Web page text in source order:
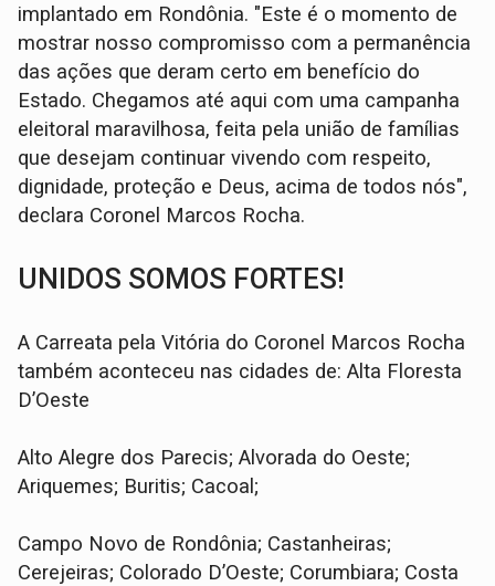
implantado em Rondônia. "Este é o momento de
mostrar nosso compromisso com a permanência
das ações que deram certo em benefício do
Estado. Chegamos até aqui com uma campanha
eleitoral maravilhosa, feita pela união de famílias
que desejam continuar vivendo com respeito,
dignidade, proteção e Deus, acima de todos nós",
declara Coronel Marcos Rocha.
UNIDOS SOMOS FORTES!
A Carreata pela Vitória do Coronel Marcos Rocha
também aconteceu nas cidades de: Alta Floresta
D’Oeste
Alto Alegre dos Parecis; Alvorada do Oeste;
Ariquemes; Buritis; Cacoal;
Campo Novo de Rondônia; Castanheiras;
Cerejeiras; Colorado D’Oeste; Corumbiara; Costa